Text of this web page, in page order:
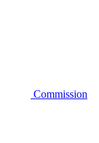
Commission